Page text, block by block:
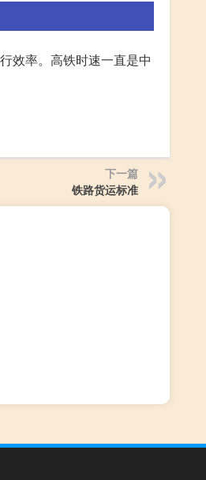
效率。高铁时速一直是中
下一篇
铁路货运标准